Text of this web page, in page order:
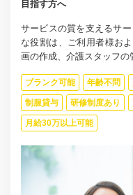
目指す方へ
サービスの質を支えるサ
な役割は、ご利用者様お
画の作成、介護スタッフの
ブランク可能 年齢不問
制服貸与 研修制度あり
月給30万以上可能